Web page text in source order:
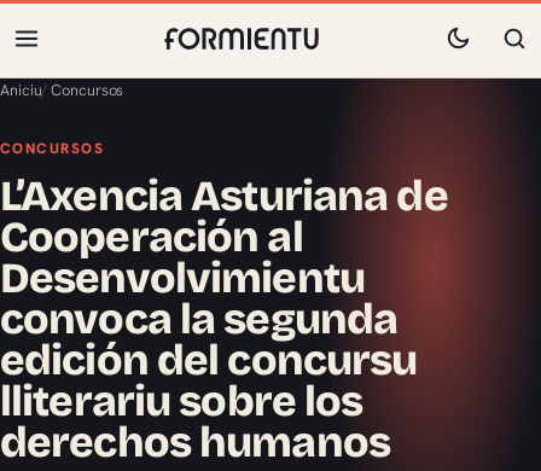
Aniciu/Concursos
CONCURSOS
L’Axencia Asturiana de
Cooperación al
Desenvolvimientu
convoca la segunda
edición del concursu
lliterariu sobre los
derechos humanos